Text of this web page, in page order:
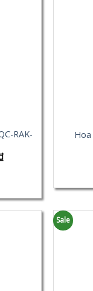
RAK-
Sale